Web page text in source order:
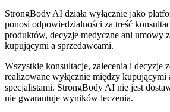
StrongBody AI działa wyłącznie jako
ponosi odpowiedzialności za treść
produktów, decyzje medyczne ani umowy
kupującymi a sprzedawcami.
Wszystkie konsultacje, zalecenia i decyzje
realizowane wyłącznie między
specjalistami. StrongBody AI nie jest
nie gwarantuje wyników leczenia.